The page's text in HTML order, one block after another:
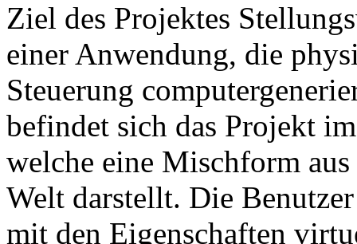
Ziel des Projektes
einer Anwendung, die
Steuerung
befindet sich das Projekt
welche eine Mischform
Welt darstellt. Die
mit den Eigenschaften